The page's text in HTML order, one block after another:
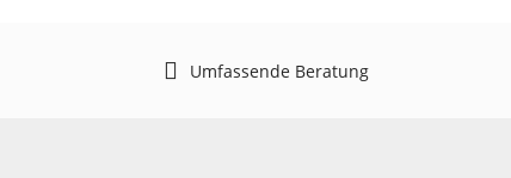
Umfassende Beratung